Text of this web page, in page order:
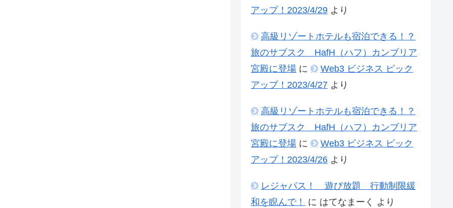
アップ！2023/4/29 より
高級リゾートホテルも宿泊できる！？
旅のサブスク HafH（ハフ）カンブリア
宮殿に登場 に
Web3 ビジネス ピック
アップ！2023/4/27 より
高級リゾートホテルも宿泊できる！？
旅のサブスク HafH（ハフ）カンブリア
宮殿に登場 に
Web3 ビジネス ピック
アップ！2023/4/26 より
レジャパス！ 遊び放題 行動制限緩
和を睨んで！
に はてなまーく より